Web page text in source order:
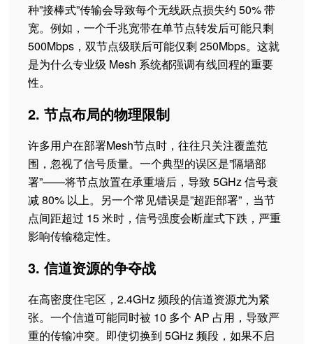
种”接棒式”传输会导致每个无线跃点损失约 50% 带
宽。例如，一个千兆宽带在单节点转发后可能只剩
500Mbps，双节点级联后可能仅剩 250Mbps。这就
是为什么专业级 Mesh 系统都强调有线回程的重要
性。
2. 节点布局的物理限制
许多用户在部署Mesh节点时，往往只关注覆盖范
围，忽视了信号质量。一个典型的误区是”隔墙部
署”——将节点放置在承重墙后，导致 5GHz 信号衰
减 80% 以上。另一个常见错误是”超距部署”，当节
点间距超过 15 米时，信号强度会断崖式下跌，严重
影响传输稳定性。
3. 信道资源的争夺战
在高密度住宅区，2.4GHz 频段的信道资源尤为紧
张。一个信道可能同时被 10 多个 AP 占用，导致严
重的传输冲突。即使切换到 5GHz 频段，如果不启